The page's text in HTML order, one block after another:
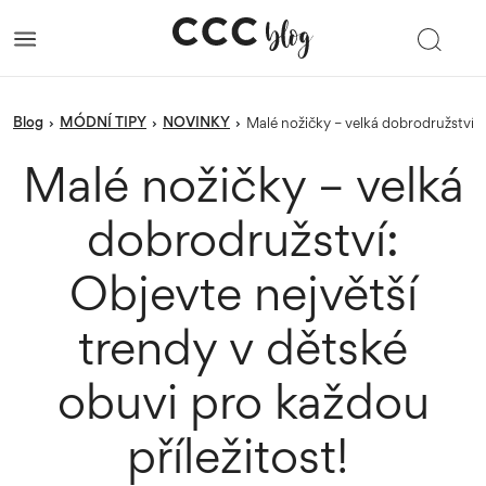
blog › MÓDNÍ TIPY › NOVINKY › Malé nožičky – velká
Malé nožičky – velká
dobrodružství:
Objevte největší
trendy v dětské
obuvi pro každou
příležitost!